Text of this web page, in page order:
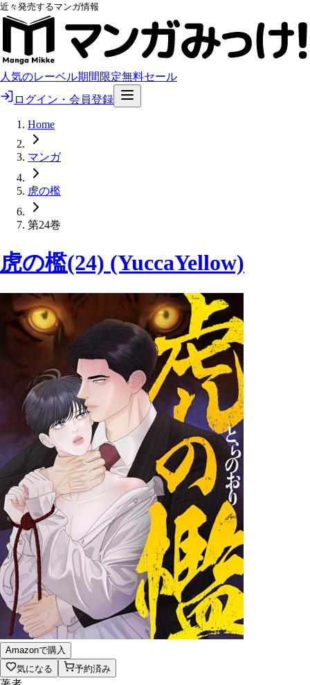
近々発売するマンガ情報
人気のレーベル期間限定無料セール
ログイン・会員登録
Home
マンガ
虎の檻
第24巻
虎の檻(24) (YuccaYellow)
Amazonで購入
気になる
予約済み